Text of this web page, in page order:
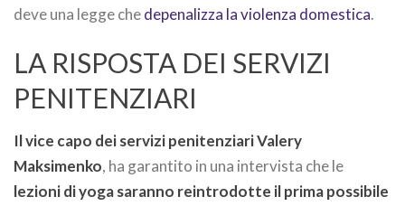
deve una legge chedepenalizza la violenza domestica.
LA RISPOSTA DEI SERVIZI
PENITENZIARI
Il vice capo dei servizi penitenziari Valery
Maksimenko, ha garantito in una intervista che le
lezioni di yoga saranno reintrodotte il prima possibile